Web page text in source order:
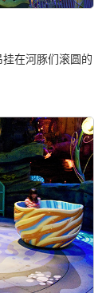
在河豚们滚圆的